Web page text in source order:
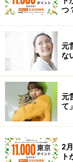
2.「お金を貯め
コ悪い」
確かに、必要な
け貯め込んで
愛だけでお金を
てしまいますよ
ている人は、い
る人です。
例えば、旅行や
を購入などなど
ないことを、し
つ
元
な
元
て
2
ト